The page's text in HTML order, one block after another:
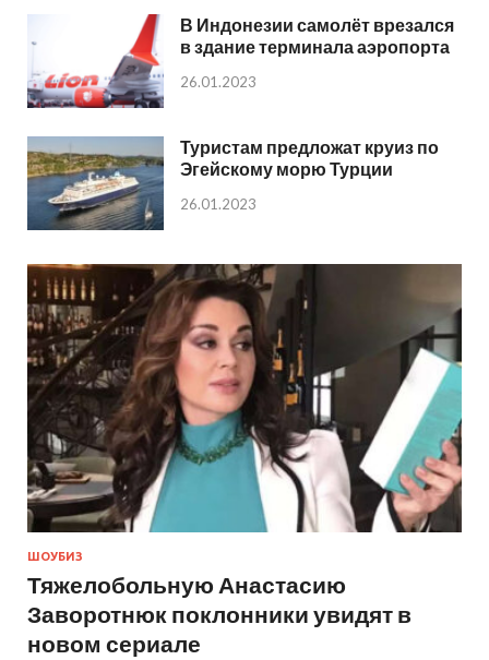
В Индонезии самолёт врезался
в здание терминала аэропорта
26.01.2023
Туристам предложат круиз по
Эгейскому морю Турции
26.01.2023
ШОУБИЗ
Тяжелобольную Анастасию
Заворотнюк поклонники увидят в
новом сериале